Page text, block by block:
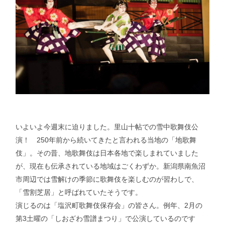
いよいよ今週末に迫りました。里山十帖での雪中歌舞伎公
演！ 250年前から続いてきたと言われる当地の「地歌舞
伎」。その昔、地歌舞伎は日本各地で楽しまれていました
が、現在も伝承されている地域はごくわずか。新潟県南魚沼
市周辺では雪解けの季節に歌舞伎を楽しむのが習わしで、
「雪割芝居」と呼ばれていたそうです。
演じるのは「塩沢町歌舞伎保存会」の皆さん。例年、2月の
第3土曜の「しおざわ雪譜まつり」で公演しているのです